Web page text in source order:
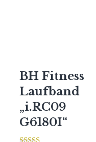
BH Fitness
Laufband
„i.RC09
G6180I“